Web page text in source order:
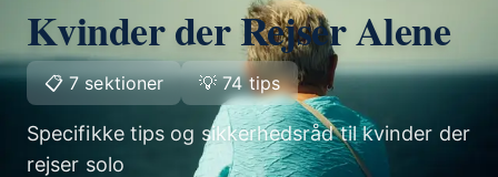
Kvinder der Rejser Alene
📋7sektioner 💡74tips
Specifikke tips og sikkerhedsråd til kvinder der
rejser solo